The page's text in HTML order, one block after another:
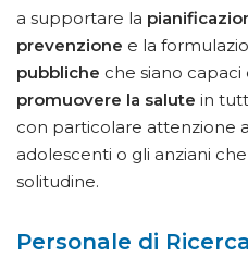
a supportare la
prevenzione e la
pubbliche che siano
promuovere la salute in
con particolare attenzione
adolescenti o gli anziani
solitudine.
Personale di Ricerca